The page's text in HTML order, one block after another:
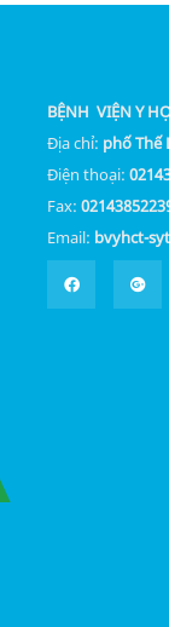
BỆNH VIỆN Y
Địa chỉ: phố Thế
Điện thoại:
Fax:
Email: bvyhct-